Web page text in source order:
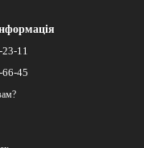
23-11
66-45